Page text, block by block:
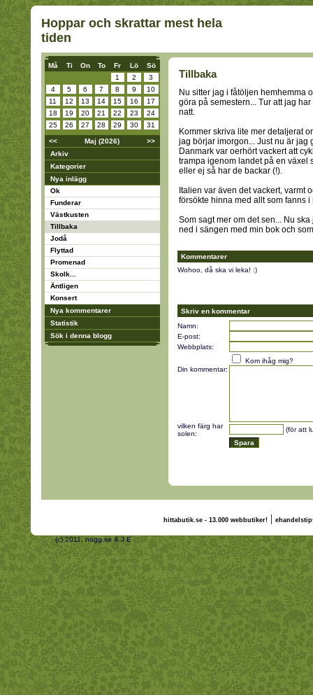
Hoppar och skrattar mest hela
tiden
Må Ti On To Fr Lö
Sö
1
2
3
4
5 6 7 8 9
10
11
12 13 14 15 16
17
18
19 20 21 22 23
24
25
26 27 28 29 30 31
<< Maj (2026)
>>
Arkiv
Kategorier
Nya inlägg
Ok
Funderar
Västkusten
Tillbaka
Jodå
Flyttad
Promenad
Skolk...
Äntligen
Konsert
Nya kommentarer
Statistik
Sök i denna blogg
Tillbaka
Nu sitter jag i fåtöljen hemhemma
göra på semestern... Tur att jag
natt.
Kommer skriva lite mer detaljerat
jag börjar imorgon... Just nu är jag
Danmark var oerhört vackert att
trampa igenom landet på en växel
eller ej så har de backar (!).
Italien var även det vackert, varmt
försökte hinna med allt som fanns
Som sagt mer om det sen... Nu
ned i sängen med min bok och
Kommentarer
Wohoo, då ska vi leka! :)
Skriv en kommentar
Namn:
E-post:
Webbplats:
Kom ihåg mig?
Din kommentar:
vilken färg har
solen:
(för att
hittabutik.se - 13.000 webbutiker!|
(c) 2011, nogg.se & J E